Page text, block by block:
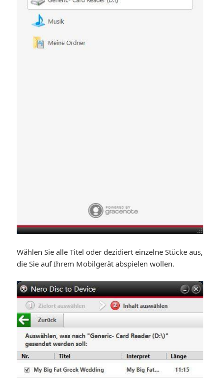
Wählen Sie alle Titel oder dezidiert einzelne Stücke aus,
die Sie auf Ihrem Mobilgerät abspielen wollen.